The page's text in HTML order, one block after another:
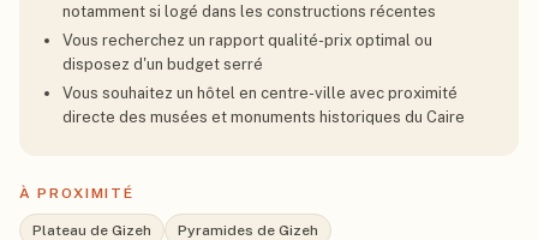
notamment si logé dans les constructions récentes
Vous recherchez un rapport qualité-prix optimal ou
disposez d'un budget serré
Vous souhaitez un hôtel en centre-ville avec proximité
directe des musées et monuments historiques du Caire
À PROXIMITÉ
Plateau de Gizeh
Pyramides de Gizeh